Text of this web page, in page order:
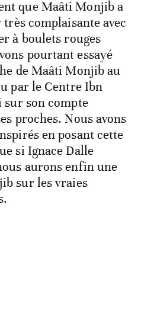
que Maâti Monjib a
complaisante avec
à boulets rouges
pourtant essayé
de Maâti Monjib au
par le Centre Ibn
sur son compte
proches. Nous avons
en posant cette
si Ignace Dalle
aurons enfin une
sur les vraies